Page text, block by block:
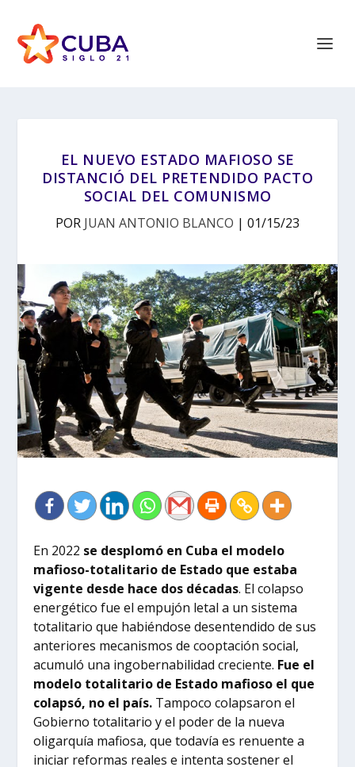
EL NUEVO ESTADO MAFIOSO SE
DISTANCIÓ DEL PRETENDIDO PACTO
SOCIAL DEL COMUNISMO
POR JUAN ANTONIO BLANCO | 01/15/23
En 2022 se desplomó en Cuba el modelo
mafioso-totalitario de Estado que estaba
vigente desde hace dos décadas. El colapso
energético fue el empujón letal a un sistema
totalitario que habiéndose desentendido de sus
anteriores mecanismos de cooptación social,
acumuló una ingobernabilidad creciente. Fue el
modelo totalitario de Estado mafioso el que
colapsó, no el país. Tampoco colapsaron el
Gobierno totalitario y el poder de la nueva
oligarquía mafiosa, que todavía es renuente a
iniciar reformas reales e intenta sostener el